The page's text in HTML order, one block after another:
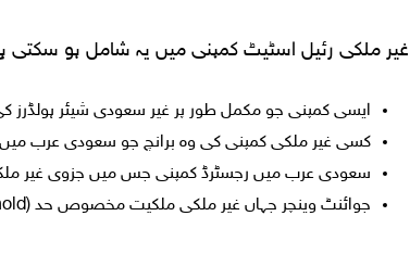
غیر ملکی رئیل اسٹیٹ کمپنی میں یہ شامل ہو سکتی
ایسی کمپنی جو مکمل طور پر غیر سعودی شیئر ہولڈرز
کسی غیر ملکی کمپنی کی وہ برانچ جو سعودی عرب میں
سعودی عرب میں رجسٹرڈ کمپنی جس میں جزوی غیر
جوائنٹ وینچر جہاں غیر ملکی ملکیت مخصوص حد (threshold) سے زیادہ ہو